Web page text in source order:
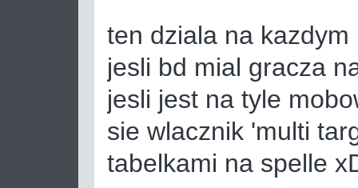
ten dziala na
jesli bd mial gracza
jesli jest na tyle
sie wlacznik 'multi
tabelkami na spelle